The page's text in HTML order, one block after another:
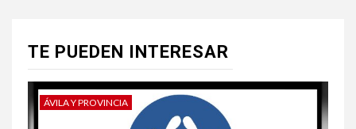
TE PUEDEN INTERESAR
ÁVILA Y PROVINCIA